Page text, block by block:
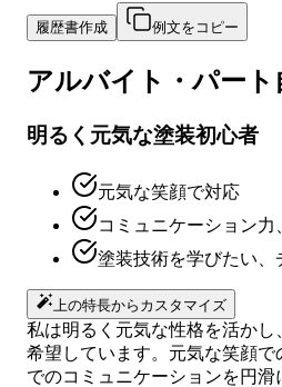
履歴書作成 例文をコピー
アルバイト・パート
明るく元気な塗装初心者
元気な笑顔で対応
コミュニケーション力
塗装技術を学びたい、
上の特長からカスタマイズ
私は明るく元気な性格を活か
希望しています。元気な笑顔
でのコミュニケーションを円